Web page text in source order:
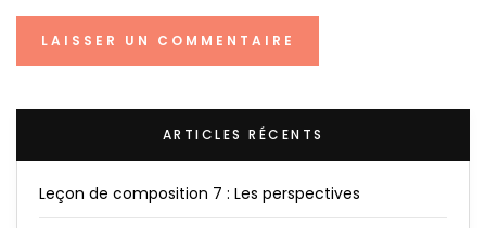
ARTICLES RÉCENTS
Leçon de composition 7 : Les perspectives